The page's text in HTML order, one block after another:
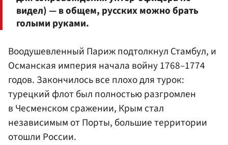
видел) — в общем, русских можно брать
голыми руками.
Воодушевленный Париж подтолкнул Стамбул, и
Османская империя начала войну 1768–1774
годов. Закончилось все плохо для турок:
турецкий флот был полностью разгромлен
в Чесменском сражении, Крым стал
независимым от Порты, большие территории
отошли России.